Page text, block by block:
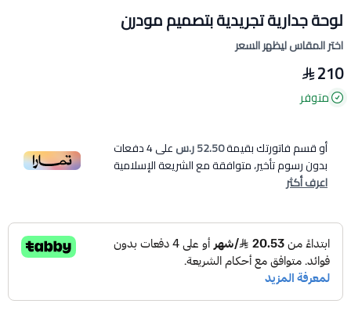
لوحة جدارية تجريدية بتصميم مودرن
اختر المقاس ليظهر السعر
210
متوفر
أو قسم فاتورتك بقيمة52.50 ر.س على4دفعات
بدون رسوم تأخير، متوافقة مع الشريعة الإسلامية
اعرف أكثر